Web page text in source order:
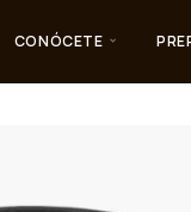
CONÓCETE